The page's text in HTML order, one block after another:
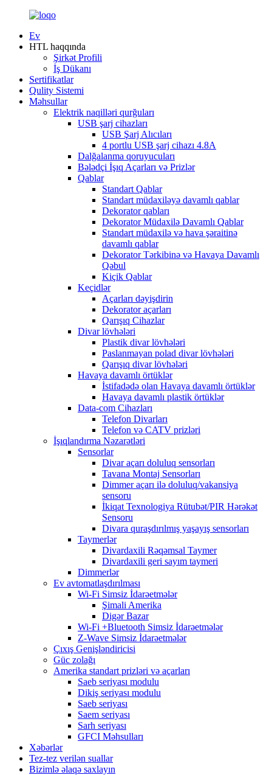
Ev
HTL haqqında
Şirkət Profili
İş Dükanı
Sertifikatlar
Qulity Sistemi
Məhsullar
Elektrik naqilləri qurğuları
USB şarj cihazları
USB Şarj Alıcıları
4 portlu USB şarj cihazı 4.8A
Dalğalanma qoruyucuları
Bələdçi İşıq Açarları və Prizlər
Qablar
Standart Qablar
Standart müdaxiləyə davamlı qablar
Dekorator qabları
Dekorator Müdaxilə Davamlı Qablar
Standart müdaxilə və hava şəraitinə
davamlı qablar
Dekorator Tərkibinə və Havaya Davamlı
Qəbul
Kiçik Qablar
Keçidlər
Açarları dəyişdirin
Dekorator açarları
Qarışıq Cihazlar
Divar lövhələri
Plastik divar lövhələri
Paslanmayan polad divar lövhələri
Qarışıq divar lövhələri
Havaya davamlı örtüklər
İstifadədə olan Havaya davamlı örtüklər
Havaya davamlı plastik örtüklər
Data-com Cihazları
Telefon Divarları
Telefon və CATV prizləri
İşıqlandırma Nəzarətləri
Sensorlar
Divar açarı doluluq sensorları
Tavana Montaj Sensorları
Dimmer açarı ilə doluluq/vakansiya
sensoru
İkiqat Texnologiya Rütubət/PIR Hərəkət
Sensoru
Divara quraşdırılmış yaşayış sensorları
Taymerlər
Divardaxili Rəqəmsal Taymer
Divardaxili geri sayım taymeri
Dimmerlər
Ev avtomatlaşdırılması
Wi-Fi Simsiz İdarəetmələr
Şimali Amerika
Digər Bazar
Wi-Fi +Bluetooth Simsiz İdarəetmələr
Z-Wave Simsiz İdarəetmələr
Çıxış Genişləndiricisi
Güc zolağı
Amerika standart prizləri və açarları
Saeb seriyası modulu
Dikiş seriyası modulu
Saeb seriyası
Saem seriyası
Sarh seriyası
GFCI Məhsulları
Xəbərlər
Tez-tez verilən suallar
Bizimlə əlaqə saxlayın